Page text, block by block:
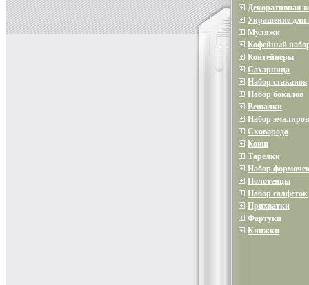
Декоративная
Украшение для
Муляжи
Кофейный
Контейнеры
Сахарница
Набор стаканов
Набор бокалов
Вешалки
Набор
Сковорода
Ковш
Тарелки
Набор
Полотенцы
Набор салфеток
Прихватки
Фартуки
Книжки